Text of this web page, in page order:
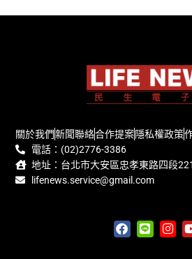
關於我們新聞聯絡合作提案隱私權政策
電話：(02)2776-3386
地址：台北市大安區忠孝東路四段
lifenews.service@gmail.com